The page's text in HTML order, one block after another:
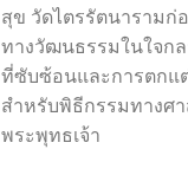
สุข วัดไตรรัตนารามก่
ทางวัฒนธรรมในใจกล
ที่ซับซ้อนและการตกแ
สำหรับพิธีกรรมทางศ
พระพุทธเจ้า